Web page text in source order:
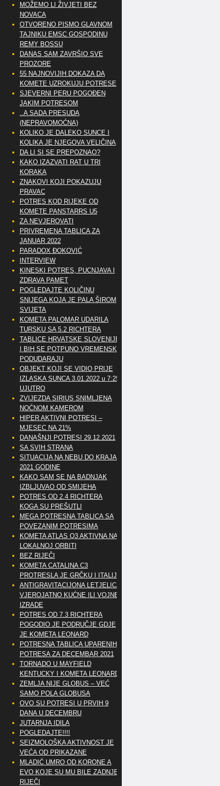
MOŽEMO LI ŽIVJETI BEZ
NOVACA
OTVORENO PISMO GLAVNOM
TAJNIKU EMSC GOSPODINU
REMY BOSSU
DANAS SAM ZAVRŠIO SVE
PROZORE
55 NAJNOVIJIH DOKAZA DA
KOMETE UZROKUJU POTRESE
SJEVERNI PERU POGOĐEN
JAKIM POTRESOM
..A SADA PRESUDA
(NEPRAVOMOĆNA)
KOLIKO JE DALEKO SUNCE I
KOLIKA JE NJEGOVA VELIČINA
DA LI SI SE PREPOZNAO?
KAKO IZAZVATI RAT U TRI
KORAKA
ZNAKOVI KOJI POKAZUJU
PRAVAC
POTRES KOD RIJEKE OD
KOMETE PANSTARRS U5
ZA NEVJEROVATI
PRIVREMENA TABLICA ZA
JANUAR 2022
PARADOX ĐOKOVIĆ
INTERVIEW
KINESKI POTRES, PUCNJAVA I
ZDRAVA PAMET
POGLEDAJTE KOLIČINU
SNIJEGA KOJA JE PALA ŠIROM
SVIJETA
KOMETA PALOMAR UDARILA
TURSKU SA 5.2 RICHTERA
TABLICE HRVATSKE SLOVENIJE
I BIH SE POTPUNO VREMENSKI
PODUDARAJU
OBJEKT KOJI SE VIDIO PRIJE
IZLASKA SUNCA 3.01.2022 u 7:25
UJUTRO
ZVIJEZDA SIRIUS SNIMLJENA
NOĆNOM KAMEROM
HIPER AKTIVNI POTRESI –
MJESEC NA 21%
DANAŠNJI POTRESI 29.12.2021
SA SVIH STRANA
SITUACIJA NA NEBU DO KRAJA
2021 GODINE
KAKO SAM SE NA BADNJAK
IZBLJUVAO OD SMIJEHA
POTRES OD 2.4 RICHTERA
KOGA SU PREŠUTLI
MEGA POTRESNA TABLICA SA
POVEZANIM POTRESIMA
KOMETA ATLAS Q3 AKTIVNA NA
LOKALNOJ ORBITI
BEZ RIJEČI
KOMETA CATALINA C3
PROTRESLA JE GRČKU I ITALIJU
ANTIGRAVITACIJONA LETJELICA
VJEROJATNO KUĆNE ILI VOJNE
IZRADE
POTRES OD 7.3 RICHTERA
POGODIO JE PODRUČJE GDJE
JE KOMETA LEONARD
POTRESNA TABLICA UPARENIH
POTRESA ZA DECEMBAR 2021
TORNADO U MAYFIELD
KENTUCKY I KOMETA LEONARD
ZEMLJA NIJE GLOBUS – VEĆ
SAMO POLA GLOBUSA
OVO SU POTRESI U PRVIH 9
DANA U DECEMBRU
JUTARNJA IDILA
POGLEDAJTE!!!!
SEIZMOLOŠKA AKTIVNOST JE
VEĆA OD PRIKAZANE
MLADIĆ UMRO OD KORONE A
EVO KOJE SU MU BILE ZADNJE
RIJEČI